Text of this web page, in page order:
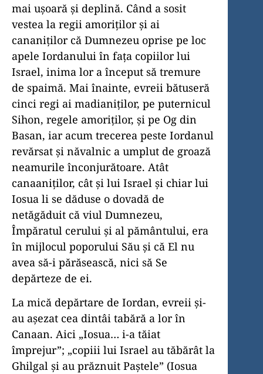
mai ușoară și deplină. Când a sosit
vestea la regii amoriților și ai
cananiților că Dumnezeu oprise pe loc
apele Iordanului în fața copiilor lui
Israel, inima lor a început să tremure
de spaimă. Mai înainte, evreii bătuseră
cinci regi ai madianiților, pe puternicul
Sihon, regele amoriților, și pe Og din
Basan, iar acum trecerea peste Iordanul
revărsat și năvalnic a umplut de groază
neamurile înconjurătoare. Atât
canaaniților, cât și lui Israel și chiar lui
Iosua li se dăduse o dovadă de
netăgăduit că viul Dumnezeu,
Împăratul cerului și al pământului, era
în mijlocul poporului Său și că El nu
avea să-i părăsească, nici să Se
depărteze de ei.
La mică depărtare de Iordan, evreii și-
au așezat cea dintâi tabără a lor în
Canaan. Aici „Iosua… i-a tăiat
împrejur”; „copiii lui Israel au tăbărât la
Ghilgal și au prăznuit Paștele” (Iosua